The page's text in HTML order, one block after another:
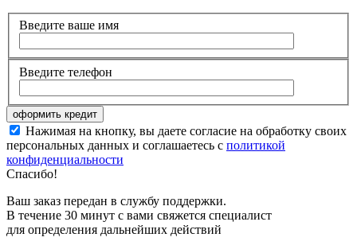
Введите ваше имя
Введите телефон
Нажимая на кнопку, вы даете согласие на обработку своих
персональных данных и соглашаетесь с политикой
конфиденциальности
Спасибо!
Ваш заказ передан в службу поддержки.
В течение 30 минут с вами свяжется специалист
для определения дальнейших действий